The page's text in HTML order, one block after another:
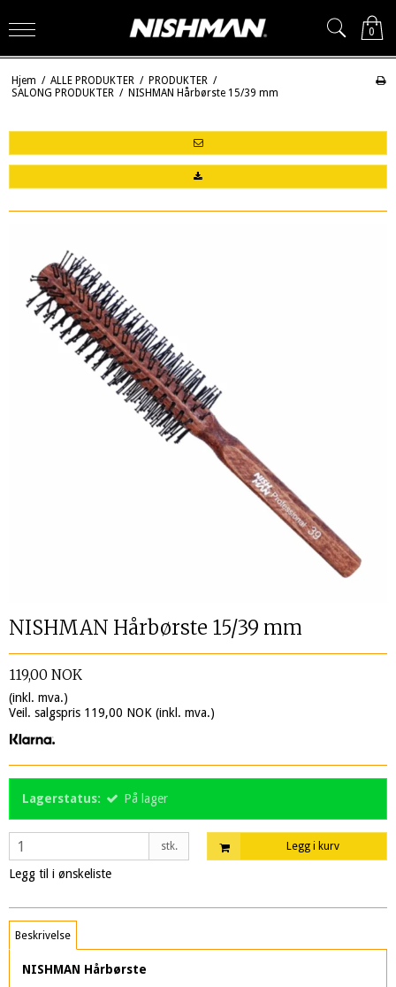
0
Hjem / ALLE PRODUKTER / PRODUKTER /
SALONG PRODUKTER / NISHMAN Hårbørste 15/39 mm
NISHMAN Hårbørste 15/39 mm
119,00 NOK
(inkl. mva.)
Veil. salgspris 119,00 NOK (inkl. mva.)
Lagerstatus: På lager
stk. Legg i kurv
Legg til i ønskeliste
Beskrivelse
NISHMAN Hårbørste